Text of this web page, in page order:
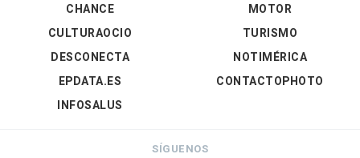
CHANCE
CULTURAOCIO
DESCONECTA
EPDATA.ES
INFOSALUS
MOTOR
TURISMO
NOTIMÉRICA
CONTACTOPHOTO
SÍGUENOS